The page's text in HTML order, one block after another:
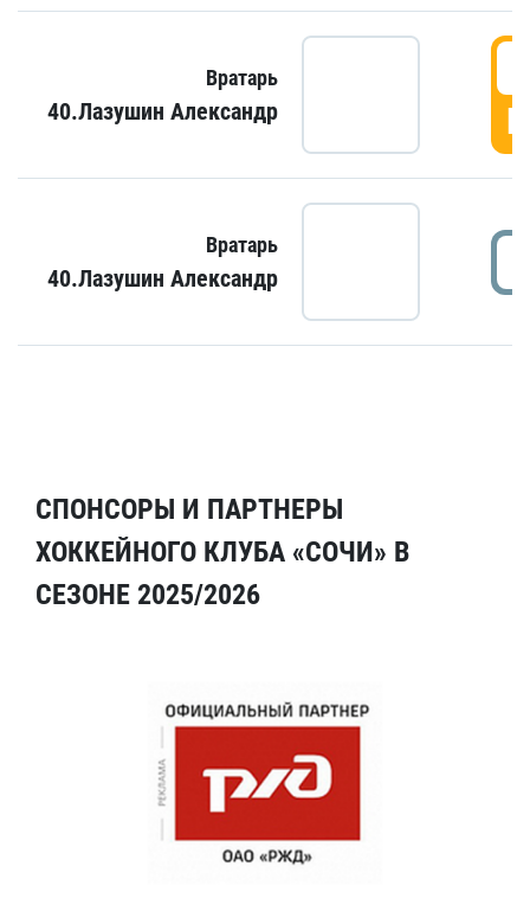
Вратарь
40.Лазушин Александр
Вратарь
40.Лазушин Александр
СПОНСОРЫ И ПАРТНЕРЫ
ХОККЕЙНОГО КЛУБА «СОЧИ» В
СЕЗОНЕ 2025/2026